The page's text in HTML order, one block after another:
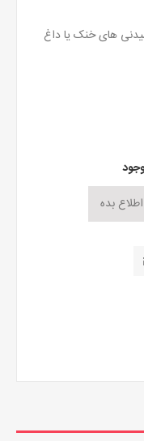
های خنک یا داغ